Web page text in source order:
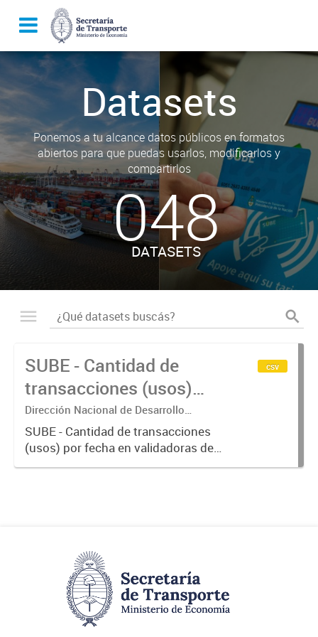
Datasets
Ponemos a tu alcance datos públicos en formatos
abiertos para que puedas usarlos, modificarlos y
compartirlos
048
DATASETS
SUBE - Cantidad de
transacciones (usos)
por fecha
Dirección Nacional de Desarrollo
Tecnológico - Ministerio de Transporte.
SUBE - Cantidad de transacciones
(usos) por fecha en validadoras de
la red SUBE.
csv